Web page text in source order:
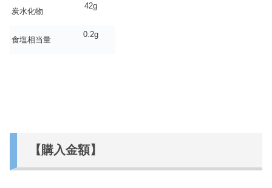
炭水化物
42g
食塩相当量
0.2g
【購入金額】